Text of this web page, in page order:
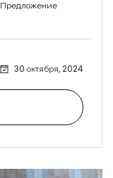
Предложение
30 октября, 2024